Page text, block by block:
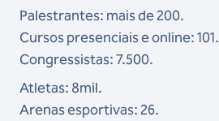
Palestrantes: mais de 200.
Cursos presenciais e online: 101.
Congressistas: 7.500.
Atletas: 8mil.
Arenas esportivas: 26.